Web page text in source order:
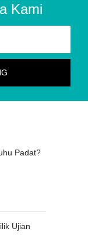
Kami
Padat?
Ujian